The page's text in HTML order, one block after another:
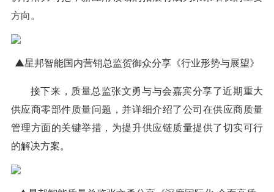
方向。
▲星邦智能国内营销总监贺御众分享《行业形势与展望》
接下来，质量总监张文勇与与会嘉宾分享了近期重大
供应商零部件质量问题，并详细介绍了公司在供应商质量
管理方面的关键举措，为提升供应链质量提供了切实可行
的解决方案。